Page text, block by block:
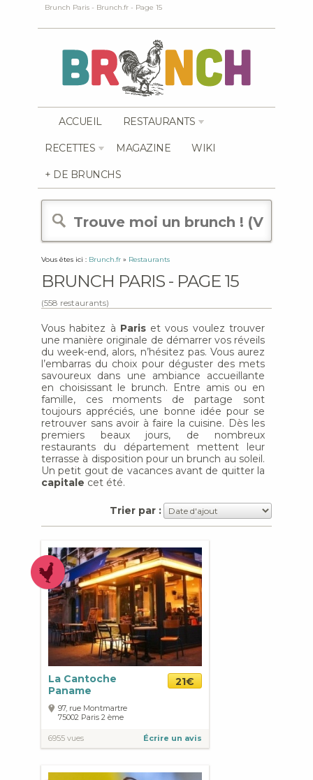
Brunch Paris - Brunch.fr - Page 15
ACCUEIL RESTAURANTS
RECETTES MAGAZINE WIKI
+ DE BRUNCHS
Vous êtes ici : Brunch.fr » Restaurants
BRUNCH PARIS - PAGE 15
(558 restaurants)
Vous habitez à Pariset vous voulez trouver
une manière originale de démarrer vos réveils
du week-end, alors, n’hésitez pas. Vous aurez
l’embarras du choix pour déguster des mets
savoureux dans une ambiance accueillante
en choisissant le brunch. Entre amis ou en
famille, ces moments de partage sont
toujours appréciés, une bonne idée pour se
retrouver sans avoir à faire la cuisine. Dès les
premiers beaux jours, de nombreux
restaurants du département mettent leur
terrasse à disposition pour un brunch au soleil.
Un petit gout de vacances avant de quitter la
capitale cet été.
Trier par :
La Cantoche
Paname
21€
97, rue Montmartre
75002 Paris 2 ème
6955 vues Écrire un avis